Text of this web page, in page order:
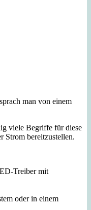
man von einem
viele Begriffe für diese
Strom bereitzustellen.
Treiber mit
oder in einem